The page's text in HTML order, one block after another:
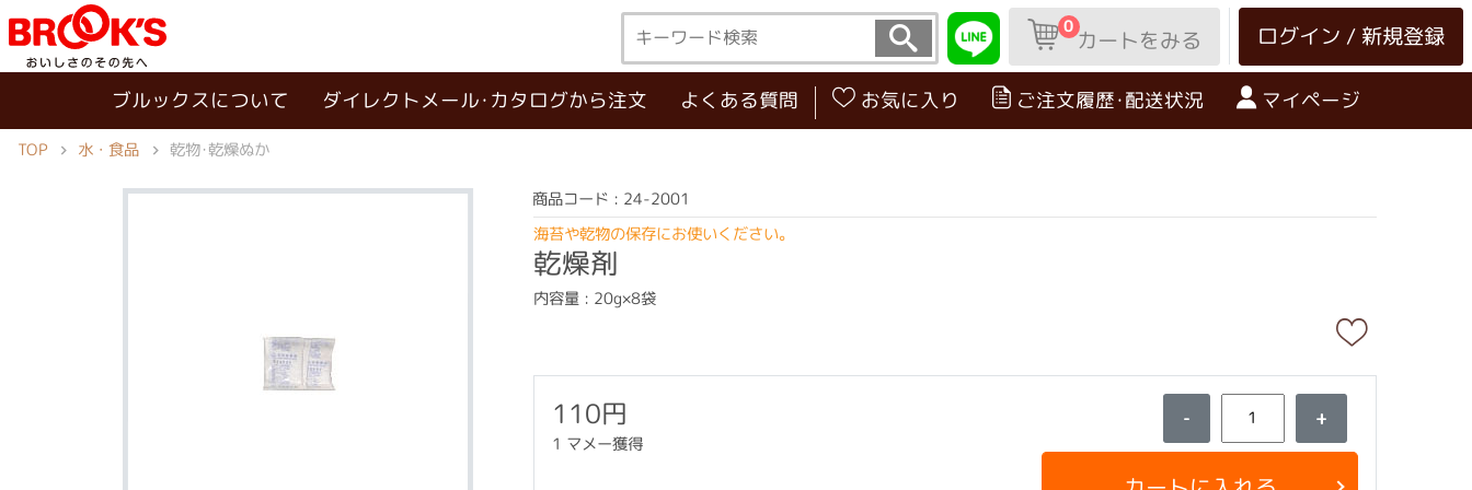
ログイン / 新規登録
0カートをみる
ブルックスについて ダイレクトメール･カタログから注文 よくある質問 お気に入り ご注文履歴･配送状況 マイページ
TOP 水・食品 乾物･乾燥ぬか
商品コード : 24-2001
海苔や乾物の保存にお使いください。
乾燥剤
内容量 : 20g×8袋
110円
1 マメー獲得
- +